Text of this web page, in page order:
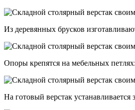
Из деревянных брусков
Опоры крепятся на мебельных петлях:
На готовый верстак устанавливается